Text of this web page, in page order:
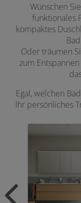
Wünschen
funktionales
kompaktes
Oder träumen
zum
Egal, welchen
Ihr persönliches